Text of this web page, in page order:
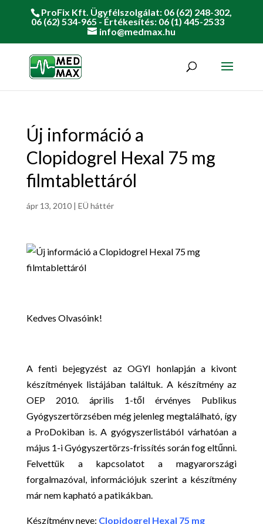
ProFix Kft. Ügyfélszolgálat: 06 (62) 248-302,
06 (62) 534-965 - Értékesítés: 06 (1) 445-2533
info@medmax.hu
Új információ a
Clopidogrel Hexal 75 mg
filmtablettáról
ápr 13, 2010| EÜ háttér
Kedves Olvasóink!
A fenti bejegyzést az OGYI honlapján a kivont
készítmények listájában találtuk. A készítmény az
OEP 2010. április 1-től érvényes Publikus
Gyógyszertörzsében még jelenleg megtalálható, így
a ProDokiban is. A gyógyszerlistából várhatóan a
május 1-i Gyógyszertörzs-frissítés során fog eltűnni.
Felvettük a kapcsolatot a magyarországi
forgalmazóval, információjuk szerint a készítmény
már nem kapható a patikákban.
Készítmény neve: Clopidogrel Hexal 75 mg